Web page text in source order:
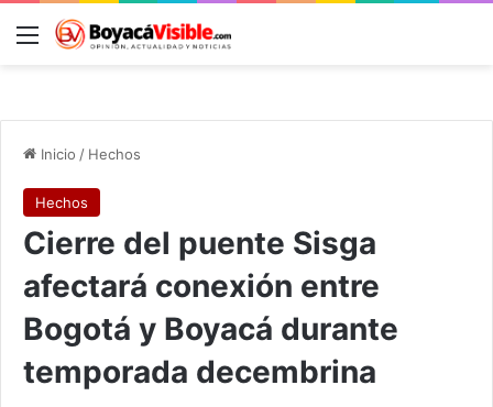
Menú
Inicio / Hechos
Hechos
Cierre del puente Sisga
afectará conexión entre
Bogotá y Boyacá durante
temporada decembrina